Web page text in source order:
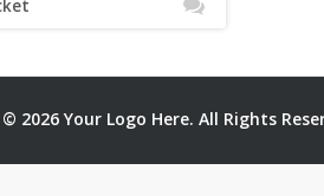
2026 Your Logo Here. All Rights